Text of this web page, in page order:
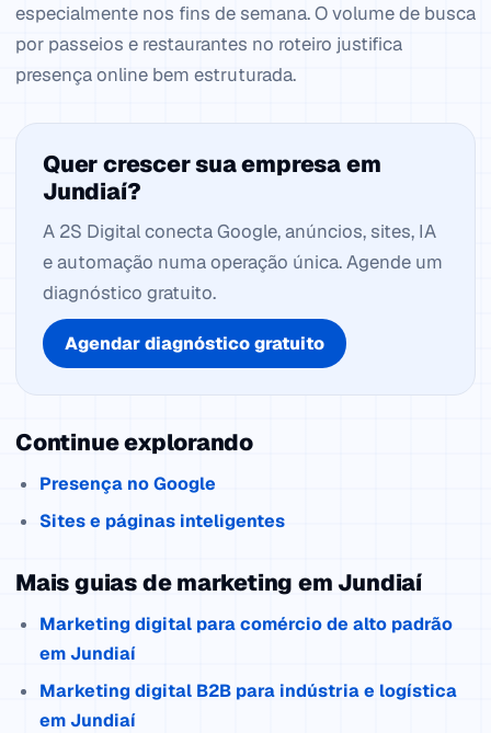
especialmente nos fins de semana. O volume de busca
por passeios e restaurantes no roteiro justifica
presença online bem estruturada.
Quer crescer sua empresa em
Jundiaí?
A 2S Digital conecta Google, anúncios, sites, IA
e automação numa operação única. Agende um
diagnóstico gratuito.
Agendar diagnóstico gratuito
Continue explorando
Presença no Google
Sites e páginas inteligentes
Mais guias de marketing em Jundiaí
Marketing digital para comércio de alto padrão
em Jundiaí
Marketing digital B2B para indústria e logística
em Jundiaí